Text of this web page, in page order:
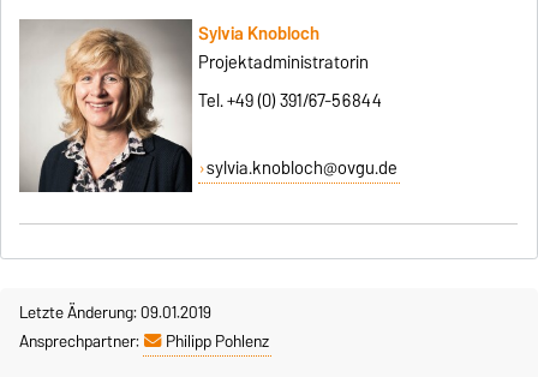
Sylvia Knobloch
Projektadministratorin
Tel. +49 (0) 391/67-56844
sylvia.knobloch@ovgu.de
Letzte Änderung: 09.01.2019
Ansprechpartner:
Philipp Pohlenz